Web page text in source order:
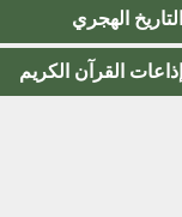
التاريخ الهجري
إذاعات القرآن الكريم